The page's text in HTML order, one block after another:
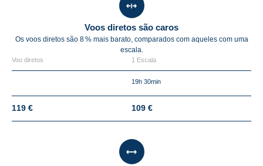
Voos diretos são caros
Os voos diretos são 8 %mais barato, comparados com aqueles com uma
escala.
Voo diretos 1 Escala
19h 30min
119 € 109 €